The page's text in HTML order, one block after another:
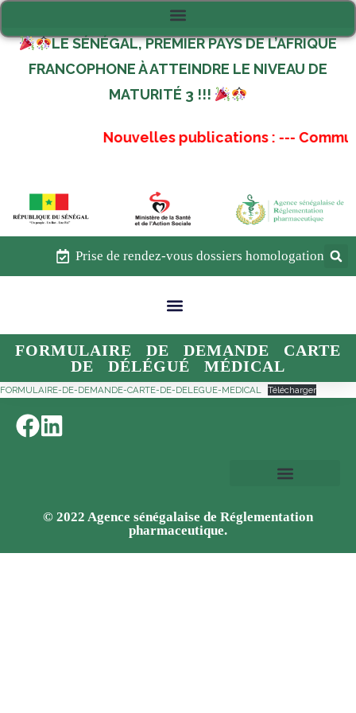
LE SÉNÉGAL, PREMIER PAYS DE L’AFRIQUE
FRANCOPHONE À ATTEINDRE LE NIVEAU DE
MATURITÉ 3 !!!
Nouvelles publications : ---
Prise de rendez-vous dossiers homologation
FORMULAIRE DE DEMANDE CARTE
DE DÉLÉGUÉ MÉDICAL
FORMULAIRE-DE-DEMANDE-CARTE-DE-DELEGUE-MEDICAL Télécharger
© 2022 Agence sénégalaise de Réglementation
pharmaceutique.